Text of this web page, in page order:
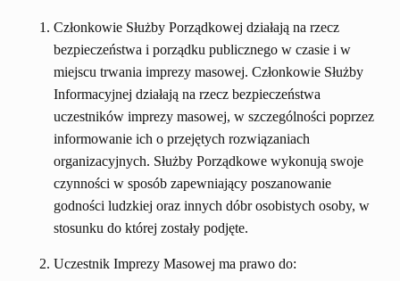
Członkowie Służby Porządkowej działają na rzecz
bezpieczeństwa i porządku publicznego w czasie i w
miejscu trwania imprezy masowej. Członkowie Służby
Informacyjnej działają na rzecz bezpieczeństwa
uczestników imprezy masowej, w szczególności poprzez
informowanie ich o przejętych rozwiązaniach
organizacyjnych. Służby Porządkowe wykonują swoje
czynności w sposób zapewniający poszanowanie
godności ludzkiej oraz innych dóbr osobistych osoby, w
stosunku do której zostały podjęte.
Uczestnik Imprezy Masowej ma prawo do: